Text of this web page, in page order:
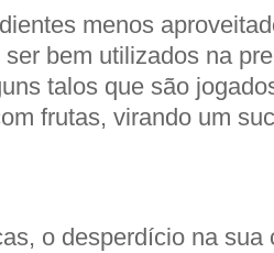
menos
bem utilizados na
talos que são
frutas, virando um
o desperdício na sua